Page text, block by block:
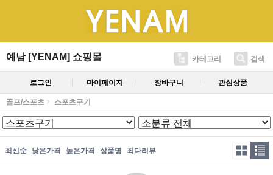
예남 [YENAM] 쇼핑몰 카테고리 검색
로그인 마이페이지 장바구니 관심상품
골프/스포츠 스포츠구기
최신순 낮은가격 높은가격 상품명 최다리뷰